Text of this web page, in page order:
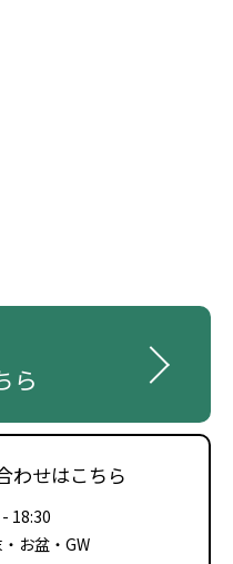
ら
わせはこちら
18:30
お盆・GW